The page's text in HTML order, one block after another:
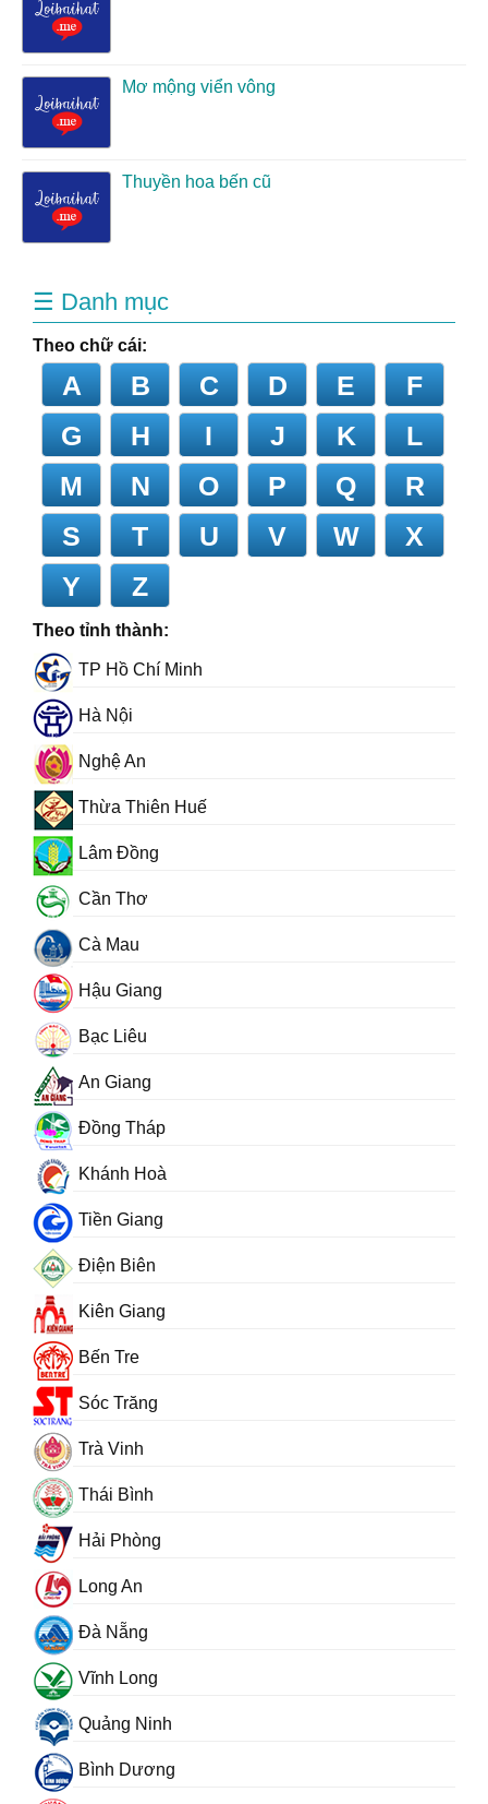
Mơ mộng viển vông
Thuyền hoa bến cũ
☰ Danh mục
Theo chữ cái:
A B C D E
F
G
H I J K
L
M
N O P Q
R
S
T U V W
X
Y
Z
Theo tỉnh thành:
TP Hồ Chí Minh
Hà Nội
Nghệ An
Thừa Thiên Huế
Lâm Đồng
Cần Thơ
Cà Mau
Hậu Giang
Bạc Liêu
An Giang
Đồng Tháp
Khánh Hoà
Tiền Giang
Điện Biên
Kiên Giang
Bến Tre
Sóc Trăng
Trà Vinh
Thái Bình
Hải Phòng
Long An
Đà Nẵng
Vĩnh Long
Quảng Ninh
Bình Dương